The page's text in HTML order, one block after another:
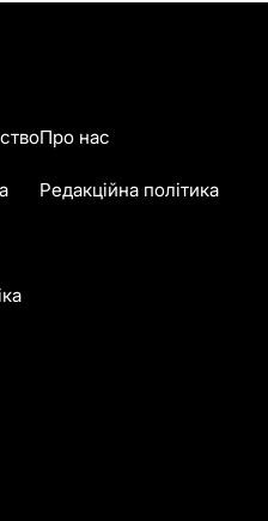
Про нас
Редакційна політика